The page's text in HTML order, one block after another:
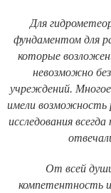
Для
фундаментом для
которые
невозможно
учреждений.
имели возможность
исследования
От всей души
компетентность